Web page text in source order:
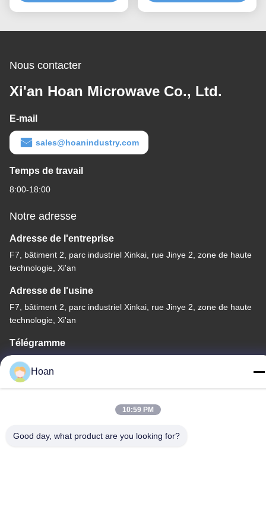
rapide, support antichoc
évolutive et une isolation
Nous contacter
Xi'an Hoan Microwave Co., Ltd.
E-mail
sales@hoanindustry.com
Temps de travail
8:00-18:00
Notre adresse
Adresse de l'entreprise
F7, bâtiment 2, parc industriel Xinkai, rue Jinye 2, zone de haute
technologie, Xi'an
Adresse de l'usine
F7, bâtiment 2, parc industriel Xinkai, rue Jinye 2, zone de haute
technologie, Xi'an
Télégramme
86--18740357801
Hoan
10:59 PM
Good day, what product are you looking for?